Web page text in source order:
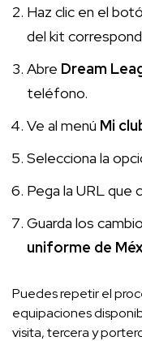
Haz clic en el
del kit
Abre Dream
teléfono.
Ve al menú Mi
Selecciona la
Pega la URL que
Guarda los
uniforme de
Puedes repetir el
equipaciones
visita, tercera y